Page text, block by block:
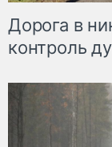
Дорога в
контроль